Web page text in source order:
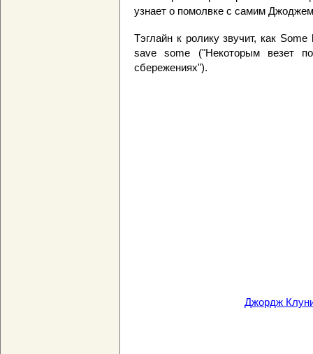
узнает о помолвке с самим
Тэглайн к ролику звучит, как
save some ("Некоторым везет
сбережениях").
Джордж